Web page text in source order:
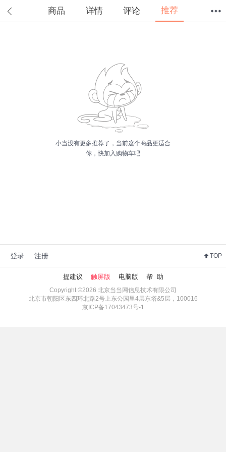
商品 详情 评论 推荐
小当没有更多推荐了，当前这个商品更适合
你，快加入购物车吧
登录 注册 TOP
提建议 触屏版 电脑版 帮 助
Copyright ©2026 北京当当网信息技术有限公司
北京市朝阳区东四环北路2号上东公园里4层东塔&5层，100016
京ICP备17043473号-1